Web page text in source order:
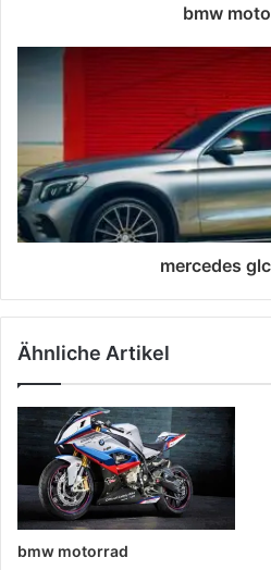
bmw
mercedes
Ähnliche Artikel
bmw motorrad